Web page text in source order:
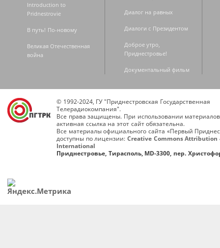
Introduction to
Pridnestrovie
В путь! По-новому
Великая Отечественная
война
Диалог на равных
Диалоги с Президентом
Доброе утро,
Приднестровье!
Документальный фильм
© 1992-2024, ГУ "Приднестровская Государственная
Телерадиокомпания".
Все права защищены. При использовании
активная ссылка на этот сайт обязательна.
Все материалы официального сайта «Первый
доступны по лицензии: Creative Commons Attribution
International
Приднестровье, Тирасполь, MD-3300, пер.